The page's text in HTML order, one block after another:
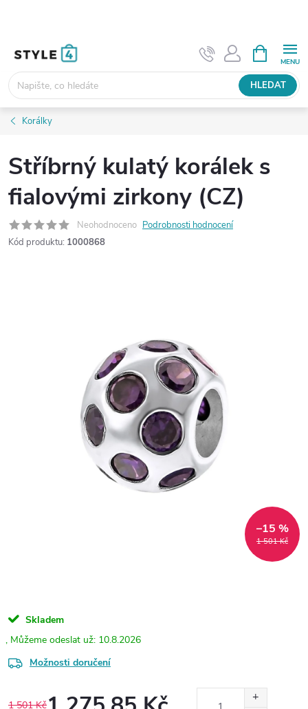
HLEDAT
NÁKUPNÍ
KOŠÍK
Korálky
Stříbrný kulatý korálek s
fialovými zirkony (CZ)
Neohodnoceno Podrobnosti hodnocení
Kód produktu: 1000868
1 501 Kč
–15 %
Skladem
10.8.2026
Možnosti doručení
1 501 Kč